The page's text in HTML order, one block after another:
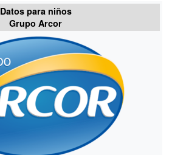
Datos para niños
Grupo Arcor